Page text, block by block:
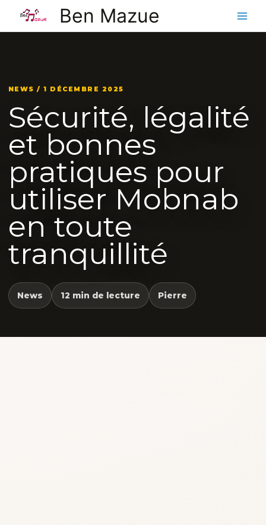
contenu
Ben Mazue
NEWS / 1 DÉCEMBRE 2025
Sécurité, légalité
et bonnes
pratiques pour
utiliser Mobnab
en toute
tranquillité
News 12 min de lecture Pierre